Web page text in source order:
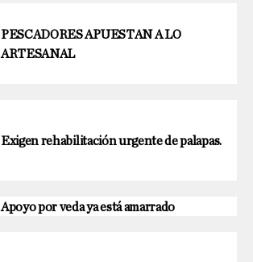
PESCADORES APUESTAN A LO
ARTESANAL
Exigen rehabilitación urgente de palapas.
Apoyo por veda ya está amarrado